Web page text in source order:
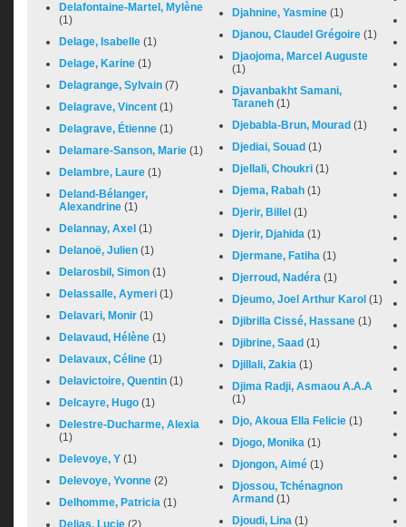
Delafontaine-Martel, Mylène
(1)
Delage, Isabelle (1)
Delage, Karine (1)
Delagrange, Sylvain (7)
Delagrave, Vincent (1)
Delagrave, Étienne (1)
Delamare-Sanson, Marie (1)
Delambre, Laure (1)
Deland-Bélanger,
Alexandrine (1)
Delannay, Axel (1)
Delanoë, Julien (1)
Delarosbil, Simon (1)
Delassalle, Aymeri (1)
Delavari, Monir (1)
Delavaud, Hélène (1)
Delavaux, Céline (1)
Delavictoire, Quentin (1)
Delcayre, Hugo (1)
Delestre-Ducharme, Alexia
(1)
Delevoye, Y (1)
Delevoye, Yvonne (2)
Delhomme, Patricia (1)
Delias, Lucie (2)
Djahnine, Yasmine (1)
Djanou, Claudel Grégoire (1)
Djaojoma, Marcel Auguste
(1)
Djavanbakht Samani,
Taraneh (1)
Djebabla-Brun, Mourad (1)
Djediai, Souad (1)
Djellali, Choukri (1)
Djema, Rabah (1)
Djerir, Billel (1)
Djerir, Djahida (1)
Djermane, Fatiha (1)
Djerroud, Nadéra (1)
Djeumo, Joel Arthur Karol (1)
Djibrilla Cissé, Hassane (1)
Djibrine, Saad (1)
Djillali, Zakia (1)
Djima Radji, Asmaou A.A.A
(1)
Djo, Akoua Ella Felicie (1)
Djogo, Monika (1)
Djongon, Aimé (1)
Djossou, Tchénagnon
Armand (1)
Djoudi, Lina (1)